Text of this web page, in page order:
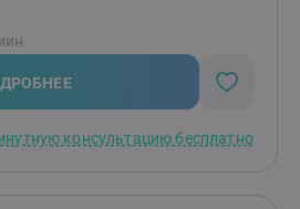
консультацию бесплатно